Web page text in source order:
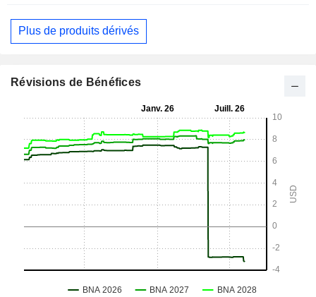
Plus de produits dérivés
Révisions de Bénéfices